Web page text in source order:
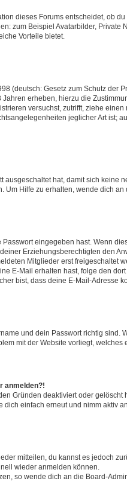
dieses Forums entscheidet, ob
zum Beispiel Avatarbilder,
Vorteile bietet.
(deutsch: Gesetz zum Schutz
erheben, hierzu die
versuchst, zutrifft, ziehe
jeglicher Art ist;
hat, damit sich
Hilfe zu erhalten, wende dich an
eingegeben hast. Wenn
Erziehungsberechtigten den
Mitglieder erst freigeschaltet
E-Mail erhalten hast, folge den
bist, dass deine E-Mail-Adresse
und dein Passwort richtig
mit der Website vorliegt, welches
anmelden?!
Gründen deaktiviert oder
einfach erneut und nimm aktiv
mitteilen, du kannst es jedoch
wieder anmelden können.
so wende dich an die Board-